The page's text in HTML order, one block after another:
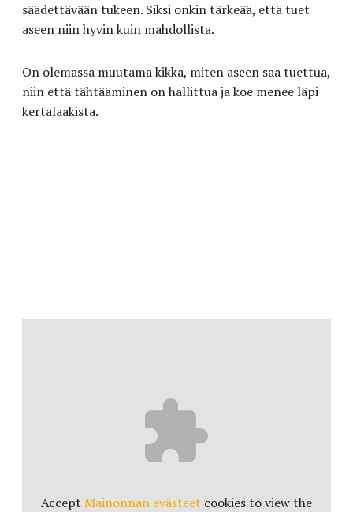
säädettävään tukeen. Siksi onkin tärkeää, että tuet
aseen niin hyvin kuin mahdollista.
On olemassa muutama kikka, miten aseen saa tuettua,
niin että tähtääminen on hallittua ja koe menee läpi
kertalaakista.
Accept Mainonnan evästeet cookies to view the